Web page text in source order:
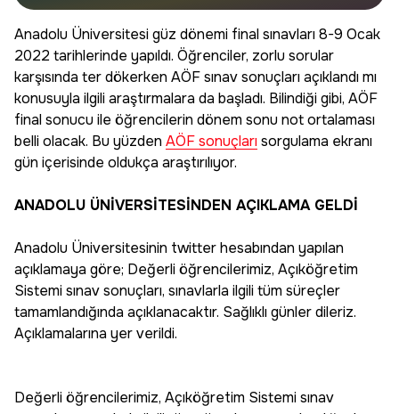
Edin
Anadolu Üniversitesi güz dönemi final sınavları 8-9 Ocak
2022 tarihlerinde yapıldı. Öğrenciler, zorlu sorular
karşısında ter dökerken AÖF sınav sonuçları açıklandı mı
konusuyla ilgili araştırmalara da başladı. Bilindiği gibi, AÖF
final sonucu ile öğrencilerin dönem sonu not ortalaması
belli olacak. Bu yüzden AÖF sonuçlarısorgulama ekranı
gün içerisinde oldukça araştırılıyor.
ANADOLU ÜNİVERSİTESİNDEN AÇIKLAMA GELDİ
Anadolu Üniversitesinin twitter hesabından yapılan
açıklamaya göre; Değerli öğrencilerimiz, Açıköğretim
Sistemi sınav sonuçları, sınavlarla ilgili tüm süreçler
tamamlandığında açıklanacaktır. Sağlıklı günler dileriz.
Açıklamalarına yer verildi.
Değerli öğrencilerimiz, Açıköğretim Sistemi sınav